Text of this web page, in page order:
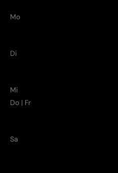
Mo
Di
Mi
Do | Fr
Sa